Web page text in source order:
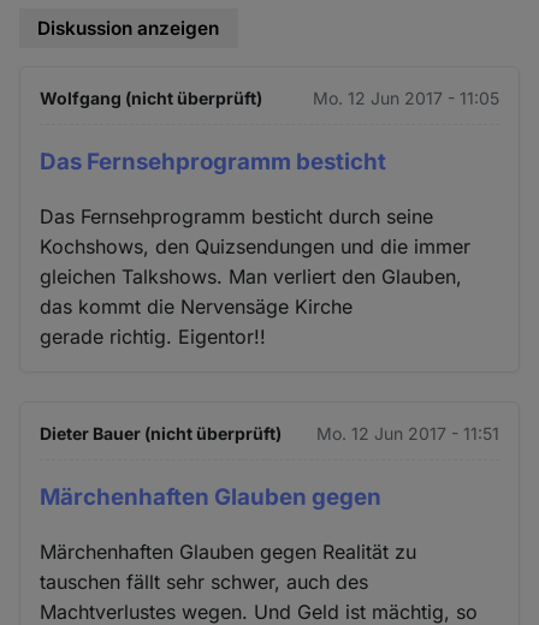
Diskussion anzeigen
Wolfgang (nicht überprüft) Mo. 12 Jun 2017 - 11:05
Das Fernsehprogramm besticht
Das Fernsehprogramm besticht durch seine
Kochshows, den Quizsendungen und die immer
gleichen Talkshows. Man verliert den Glauben,
das kommt die Nervensäge Kirche
gerade richtig. Eigentor!!
Dieter Bauer (nicht überprüft) Mo. 12 Jun 2017 - 11:51
Märchenhaften Glauben gegen
Märchenhaften Glauben gegen Realität zu
tauschen fällt sehr schwer, auch des
Machtverlustes wegen. Und Geld ist mächtig, so